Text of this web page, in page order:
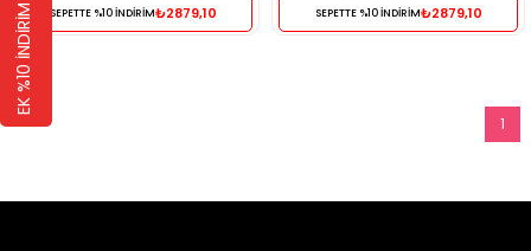
SEPETTE %10 İNDİRİM₺2879,10 SEPETTE %10 İNDİRİM₺2879,10
1
EK %10 İNDİRİM 🛍️